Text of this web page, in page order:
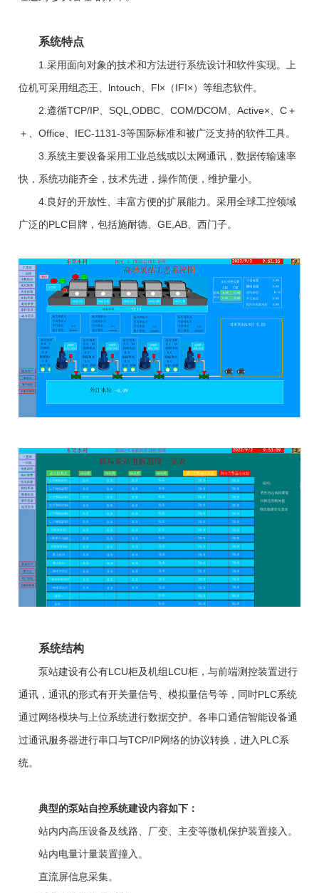
系统特点
1.采用面向对象的技术和方法进行系统设计和软件实现。上
位机可采用组态王、lntouch、Fl×（IFI×）等组态软件。
2.遵循TCP/IP、SQL,ODBC、COM/DCOM、Active×、C＋
＋、Office、IEC-1131-3等国际标准和被广泛支持的软件工具。
3.系统主要设备采用工业总线或以太网通讯，数据传输速率
快，系统功能齐全，技术先进，操作简便，维护量小。
4.良好的开放性、丰富方便的扩展能力。采用全球工控领域
广泛的PLC目牌，包括施耐德、GE,AB、西门子。
系统结构
泵站建设有公有LCU柜及机组LCU柜，与前端测控装置进行
通讯，通讯的形式有开关量信号、模拟量信号等，同时PLC系统
通过网络模块与上位系统进行数据交护。各串口通信智能设备通
过通讯服务器进行串口与TCP/IP网络的协议转换，进入PLC系
统。
典型的泵站自控系统建设内容如下：
站内内高压设备及线路、厂变、主变等微机保护装置接入。
站内电量计量装置撞入。
直流屏信息采集。